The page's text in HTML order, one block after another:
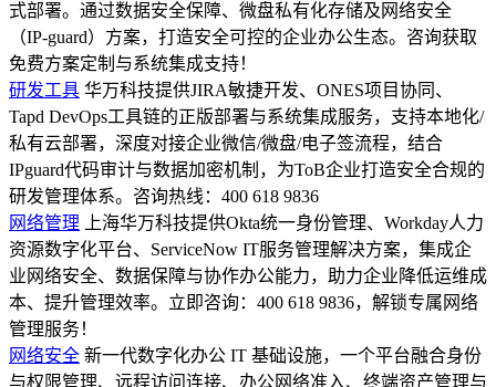
式部署。通过数据安全保障、微盘私有化存储及网络安全
（IP-guard）方案，打造安全可控的企业办公生态。咨询获取
免费方案定制与系统集成支持！
研发工具 华万科技提供JIRA敏捷开发、ONES项目协同、
Tapd DevOps工具链的正版部署与系统集成服务，支持本地化/
私有云部署，深度对接企业微信/微盘/电子签流程，结合
IPguard代码审计与数据加密机制，为ToB企业打造安全合规的
研发管理体系。咨询热线：400 618 9836
网络管理
上海华万科技提供Okta统一身份管理、Workday人力
资源数字化平台、ServiceNow IT服务管理解决方案，集成企
业网络安全、数据保障与协作办公能力，助力企业降低运维成
本、提升管理效率。立即咨询：400 618 9836，解锁专属网络
管理服务！
网络安全 新一代数字化办公 IT 基础设施，一个平台融合身份
与权限管理、远程访问连接、办公网络准入、终端资产管理与